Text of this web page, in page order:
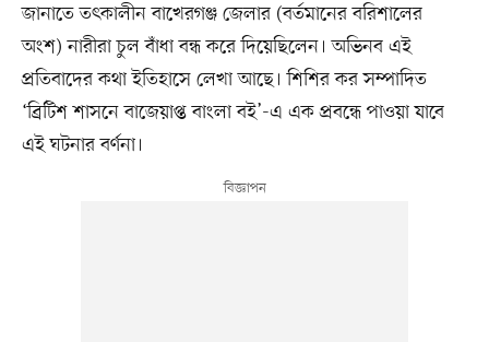
জানাতে তৎকালীন বাখেরগঞ্জ জেলার (বর্তমানের বরিশালের
অংশ) নারীরা চুল বাঁধা বন্ধ করে দিয়েছিলেন। অভিনব এই
প্রতিবাদের কথা ইতিহাসে লেখা আছে। শিশির কর সম্পাদিত
‘ব্রিটিশ শাসনে বাজেয়াপ্ত বাংলা বই’-এ এক প্রবন্ধে পাওয়া যাবে
এই ঘটনার বর্ণনা।